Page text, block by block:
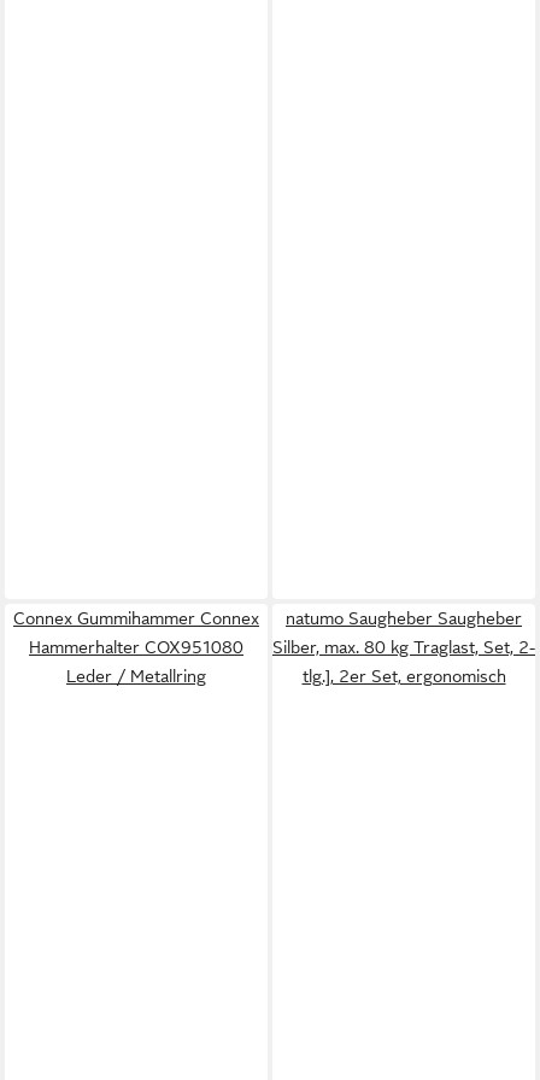
Connex Gummihammer Connex
Hammerhalter COX951080
Leder / Metallring
natumo Saugheber Saugheber
Silber, max. 80 kg Traglast, Set, 2-
tlg.], 2er Set, ergonomisch